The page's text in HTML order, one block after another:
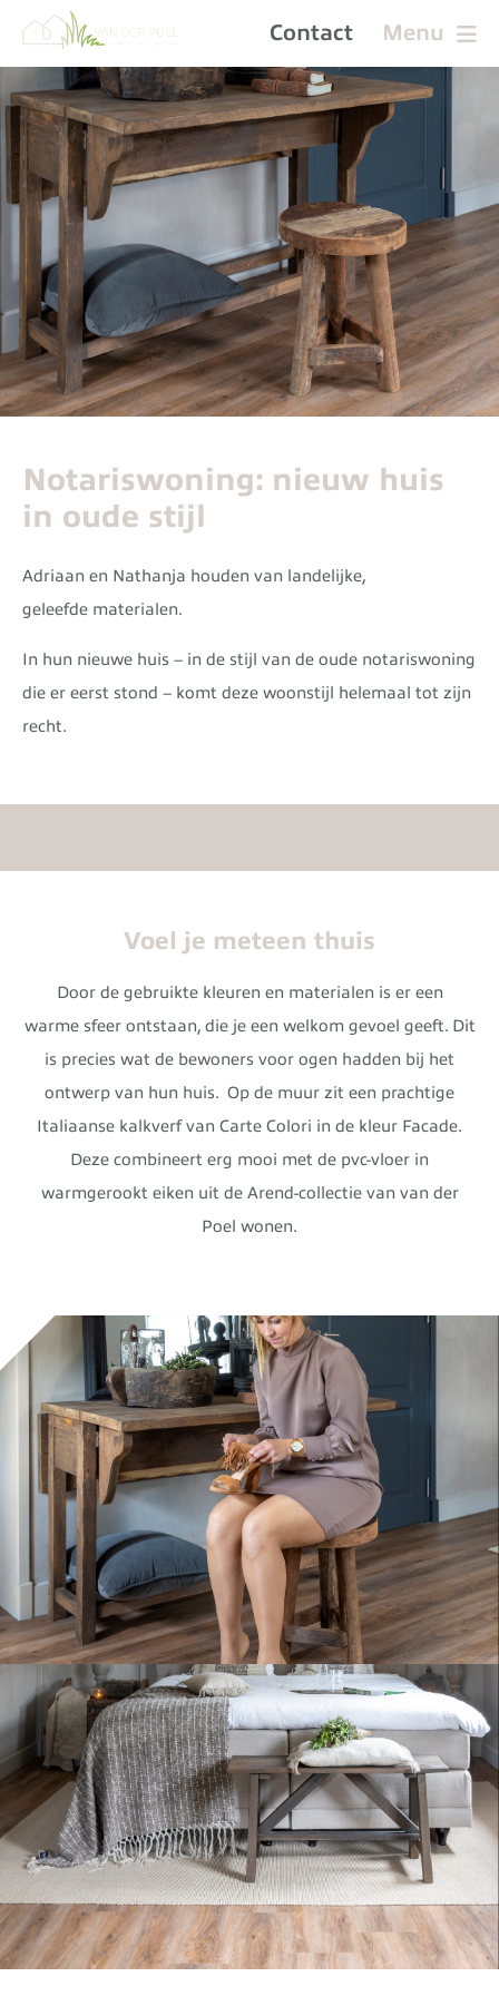
Contact Menu
Notariswoning: nieuw huis
in oude stijl
Adriaan en Nathanja houden van landelijke,
geleefde materialen.
In hun nieuwe huis – in de stijl van de oude notariswoning
die er eerst stond – komt deze woonstijl helemaal tot zijn
recht.
Voel je meteen thuis
Door de gebruikte kleuren en materialen is er een
warme sfeer ontstaan, die je een welkom gevoel geeft. Dit
is precies wat de bewoners voor ogen hadden bij het
ontwerp van hun huis. Op de muur zit een prachtige
Italiaanse kalkverf van Carte Colori in de kleur Facade.
Deze combineert erg mooi met de pvc-vloer in
warmgerookt eiken uit de Arend-collectie van van der
Poel wonen.